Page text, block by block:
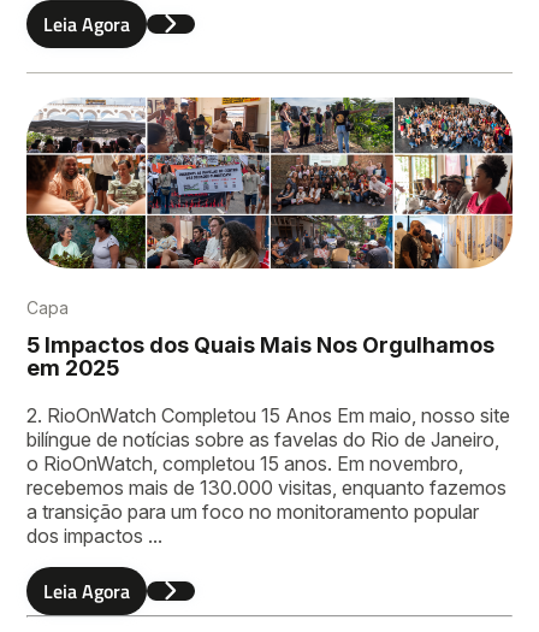
Leia Agora
Capa
5 Impactos dos Quais Mais Nos Orgulhamos
em 2025
2. RioOnWatch Completou 15 Anos Em maio, nosso site
bilíngue de notícias sobre as favelas do Rio de Janeiro,
o RioOnWatch, completou 15 anos. Em novembro,
recebemos mais de 130.000 visitas, enquanto fazemos
a transição para um foco no monitoramento popular
dos impactos ...
Leia Agora